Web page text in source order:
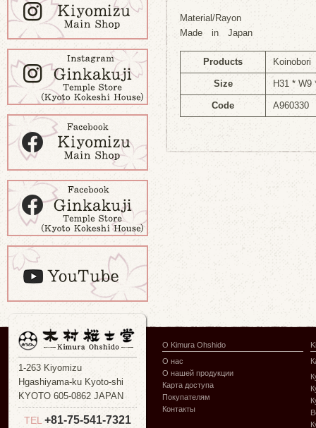
Material/Rayon
Made in Japan
Products Koinobori
Size H31 * W9
Code A960330
1-263 Kiyomizu
Hgashiyama-ku Kyoto-shi
KYOTO 605-0862 JAPAN
TEL +81-75-541-7321
О Kimura Ohshido
О нас
О нашей продукции
Карта доступа
Покупателям
Контакты